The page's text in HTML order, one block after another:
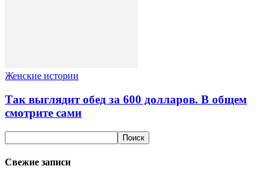
Женские истории
Так выглядит обед за 600 долларов. В общем
смотрите сами
Свежие записи